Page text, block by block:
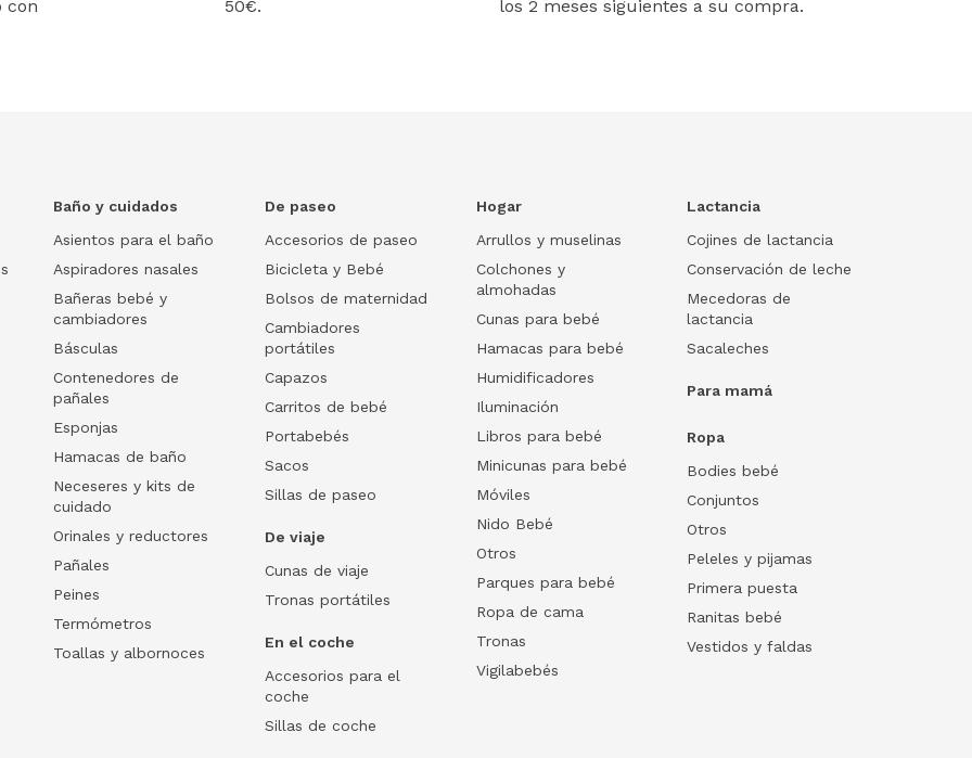
con
50€.
los 2 meses siguientes a su compra.
Baño y cuidados
Asientos para el baño
Aspiradores nasales
Bañeras bebé y
cambiadores
Básculas
Contenedores de
pañales
Esponjas
Hamacas de baño
Neceseres y kits de
cuidado
Orinales y reductores
Pañales
Peines
Termómetros
Toallas y albornoces
De paseo
Accesorios de paseo
Bicicleta y Bebé
Bolsos de maternidad
Cambiadores
portátiles
Capazos
Carritos de bebé
Portabebés
Sacos
Sillas de paseo
De viaje
Cunas de viaje
Tronas portátiles
En el coche
Accesorios para el
coche
Sillas de coche
Hogar
Arrullos y muselinas
Colchones y
almohadas
Cunas para bebé
Hamacas para bebé
Humidificadores
Iluminación
Libros para bebé
Minicunas para bebé
Móviles
Nido Bebé
Otros
Parques para bebé
Ropa de cama
Tronas
Vigilabebés
Lactancia
Cojines de lactancia
Conservación de leche
Mecedoras de
lactancia
Sacaleches
Para mamá
Ropa
Bodies bebé
Conjuntos
Otros
Peleles y pijamas
Primera puesta
Ranitas bebé
Vestidos y faldas